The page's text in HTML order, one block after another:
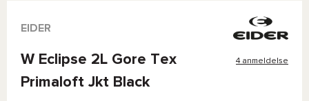
EIDER
W Eclipse 2L Gore Tex
Primaloft Jkt Black
4 anmeldelse